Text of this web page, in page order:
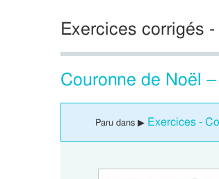
Exercices corrigés
Couronne de Noël
Paru dans ▶ Exercices -